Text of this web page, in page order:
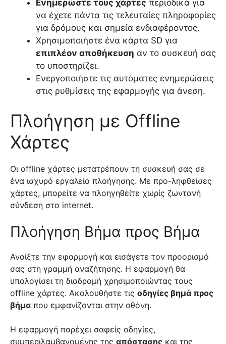
Ενημερώστε τους χάρτες περιοδικά για
να έχετε πάντα τις τελευταίες πληροφορίες
για δρόμους και σημεία ενδιαφέροντος.
Χρησιμοποιήστε ένα κάρτα SD για
επιπλέον αποθήκευση αν το συσκευή σας
το υποστηρίζει.
Ενεργοποιήστε τις αυτόματες ενημερώσεις
στις ρυθμίσεις της εφαρμογής για άνεση.
Πλοήγηση με Offline
Χάρτες
Οι offline χάρτες μετατρέπουν τη συσκευή σας σε
ένα ισχυρό εργαλείο πλοήγησης. Με προ-ληφθείσες
χάρτες, μπορείτε να πλοηγηθείτε χωρίς ζωντανή
σύνδεση στο internet.
Πλοήγηση Βήμα προς Βήμα
Ανοίξτε την εφαρμογή και εισάγετε τον προορισμό
σας στη γραμμή αναζήτησης. Η εφαρμογή θα
υπολογίσει τη διαδρομή χρησιμοποιώντας τους
offline χάρτες. Ακολουθήστε τις οδηγίες βημά προς
βήμα που εμφανίζονται στην οθόνη.
Η εφαρμογή παρέχει σαφείς οδηγίες,
συμπεριλαμβανομένης της απόστασης και της